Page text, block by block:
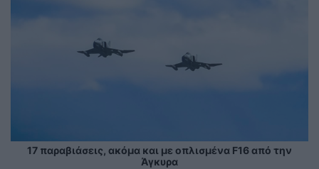
17 παραβιάσεις, ακόμα και με οπλισμένα F16 από την
Άγκυρα